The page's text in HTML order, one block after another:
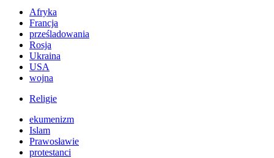
Afryka
Francja
prześladowania
Rosja
Ukraina
USA
wojna
Religie
ekumenizm
Islam
Prawosławie
protestanci